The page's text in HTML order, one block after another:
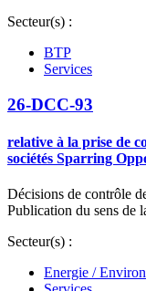
Secteur(s) :
BTP
Services
26-DCC-93
relative à la prise de
sociétés Sparring
Décisions de contrôle
Publication du sens de
Secteur(s) :
Energie /